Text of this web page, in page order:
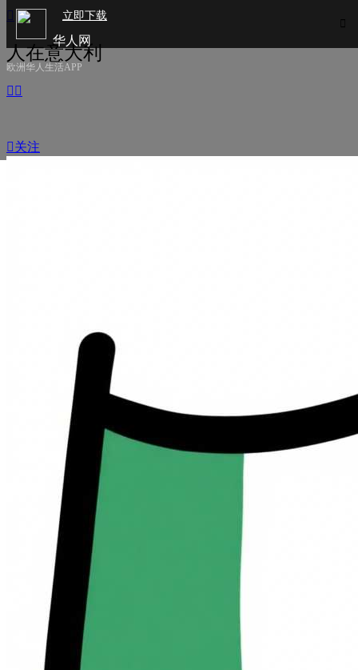

立即下载
华人网
欧洲华人生活APP
人在意大利
 
 关注